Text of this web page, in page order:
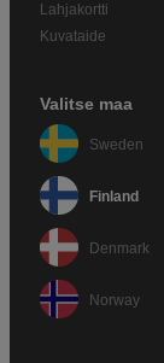
Lahjakortti
Kuvataide
Valitse maa
Sweden
Finland
Denmark
Norway